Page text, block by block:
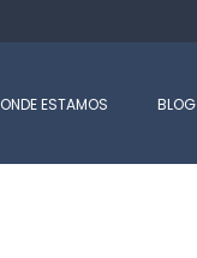
ONDE ESTAMOS BLOG